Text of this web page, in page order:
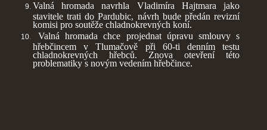
Valná hromada navrhla Vladimíra Hajtmara jako
stavitele trati do Pardubic, návrh bude předán revizní
komisi pro soutěže chladnokrevných koní.
Valná hromada chce projednat úpravu smlouvy s
hřebčincem v Tlumačově při 60-ti denním testu
chladnokrevných hřebců. Znova otevření této
problematiky s novým vedením hřebčince.